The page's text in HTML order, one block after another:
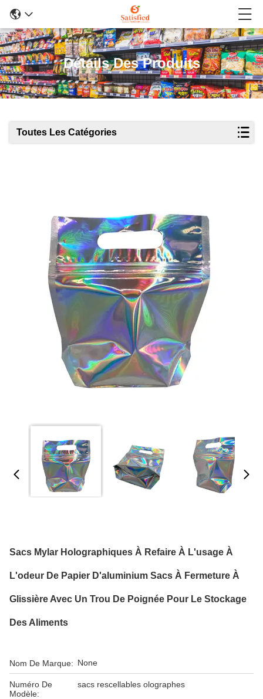
Détails Des Produits
Toutes Les Catégories
Sacs Mylar Holographiques À Refaire À L'usage À
L'odeur De Papier D'aluminium Sacs À Fermeture À
Glissière Avec Un Trou De Poignée Pour Le Stockage
Des Aliments
Nom De Marque: None
Numéro De
Modèle:
sacs rescellables olographes